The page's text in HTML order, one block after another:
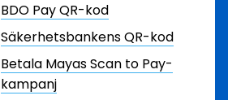
BDO Pay QR-kod
Säkerhetsbankens QR-kod
Betala Mayas Scan to Pay-
kampanj